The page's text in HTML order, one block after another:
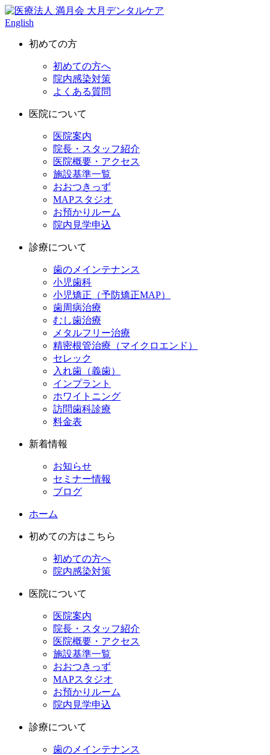
English
初めての方
初めての方へ
院内感染対策
よくある質問
医院について
医院案内
院長・スタッフ紹介
医院概要・アクセス
施設基準一覧
おおつきっず
MAPスタジオ
お預かりルーム
院内見学申込
診療について
歯のメインテナンス
小児歯科
小児矯正（予防矯正MAP）
歯周病治療
むし歯治療
メタルフリー治療
精密根管治療（マイクロエンド）
セレック
入れ歯（義歯）
インプラント
ホワイトニング
訪問歯科診療
料金表
新着情報
お知らせ
セミナー情報
ブログ
ホーム
初めての方はこちら
初めての方へ
院内感染対策
医院について
医院案内
院長・スタッフ紹介
医院概要・アクセス
施設基準一覧
おおつきっず
MAPスタジオ
お預かりルーム
院内見学申込
診療について
歯のメインテナンス